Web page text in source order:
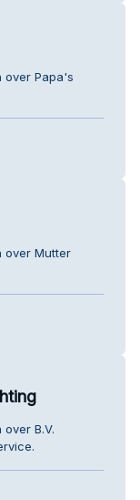
over Papa's
over Mutter
B.V.